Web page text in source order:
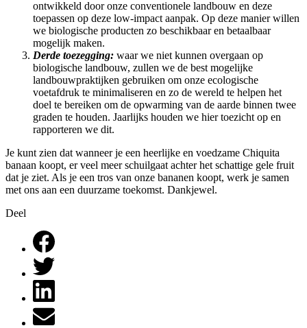
ontwikkeld door onze conventionele landbouw en deze
toepassen op deze low-impact aanpak. Op deze manier willen
we biologische producten zo beschikbaar en betaalbaar
mogelijk maken.
Derde toezegging: waar we niet kunnen overgaan op
biologische landbouw, zullen we de best mogelijke
landbouwpraktijken gebruiken om onze ecologische
voetafdruk te minimaliseren en zo de wereld te helpen het
doel te bereiken om de opwarming van de aarde binnen twee
graden te houden. Jaarlijks houden we hier toezicht op en
rapporteren we dit.
Je kunt zien dat wanneer je een heerlijke en voedzame Chiquita
banaan koopt, er veel meer schuilgaat achter het schattige gele fruit
dat je ziet. Als je een tros van onze bananen koopt, werk je samen
met ons aan een duurzame toekomst. Dankjewel.
Deel